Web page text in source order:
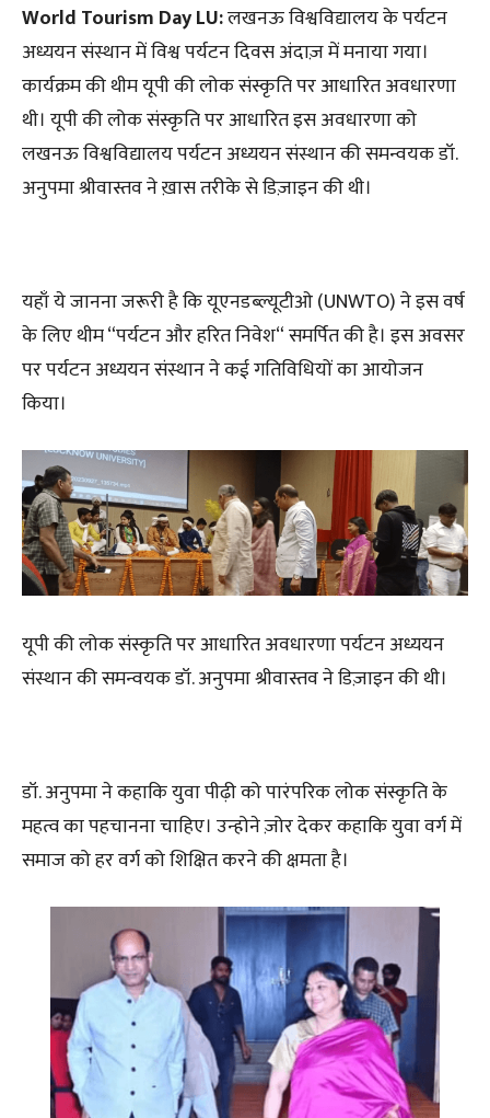
World Tourism Day LU:लखनऊ विश्वविद्यालय के पर्यटन
अध्ययन संस्थान में विश्व पर्यटन दिवस अंदाज़ में मनाया गया।
कार्यक्रम की थीम यूपी की लोक संस्कृति पर आधारित अवधारणा
थी। यूपी की लोक संस्कृति पर आधारित इस अवधारणा को
लखनऊ विश्वविद्यालय पर्यटन अध्ययन संस्थान की समन्वयक डॉ.
अनुपमा श्रीवास्तव ने ख़ास तरीके से डिज़ाइन की थी।
यहाँ ये जानना जरूरी है कि यूएनडब्ल्यूटीओ (UNWTO) ने इस वर्ष
के लिए थीम “पर्यटन और हरित निवेश“ समर्पित की है। इस अवसर
पर पर्यटन अध्ययन संस्थान ने कई गतिविधियों का आयोजन
किया।
यूपी की लोक संस्कृति पर आधारित अवधारणा पर्यटन अध्ययन
संस्थान की समन्वयक डॉ. अनुपमा श्रीवास्तव ने डिज़ाइन की थी।
डॉ. अनुपमा ने कहाकि युवा पीढ़ी को पारंपरिक लोक संस्कृति के
महत्व का पहचानना चाहिए। उन्होने ज़ोर देकर कहाकि युवा वर्ग में
समाज को हर वर्ग को शिक्षित करने की क्षमता है।